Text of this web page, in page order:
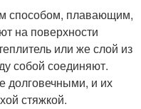
способом, плавающим,
на поверхности
или же слой из
собой соединяют.
долговечными, и их
стяжкой.